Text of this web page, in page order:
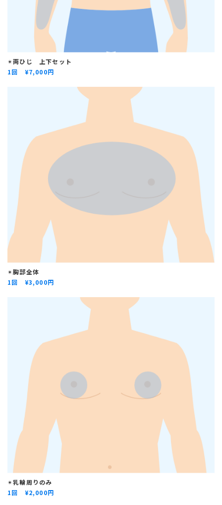
✴︎両ひじ 上下セット
1回 ¥7,000円
✴︎胸部全体
1回 ¥3,000円
✴︎乳輪周りのみ
1回 ¥2,000円